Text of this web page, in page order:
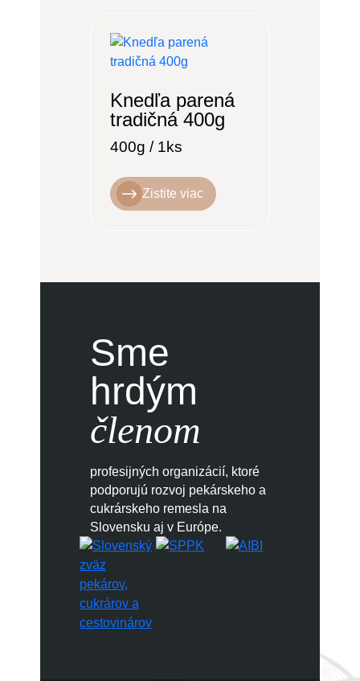
Knedľa parená
tradičná 400g
400g / 1ks
Zistite viac
Sme
hrdým
členom
profesijných organizácií, ktoré
podporujú rozvoj pekárskeho a
cukrárskeho remesla na
Slovensku aj v Európe.